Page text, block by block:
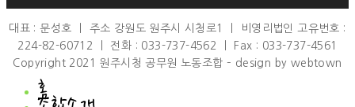
대표 : 문성호 ㅣ 주소 강원도 원주시 시청로1 ㅣ 비영리법인 고유번호 :
224-82-60712 ㅣ 전화 : 033-737-4562 ㅣ Fax : 033-737-4561
Copyright 2021 원주시청 공무원 노동조합 – design by webtown
홈